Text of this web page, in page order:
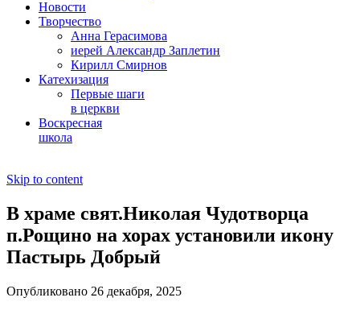
Новости
Творчество
Анна Герасимова
иерей Александр Заплетин
Кирилл Смирнов
Катехизация
Первые шаги
в церкви
Воскресная
школа
Skip to content
В храме свят.Николая Чудотворца
п.Рощино на хорах установили икону
Пастырь Добрый
Опубликовано 26 декабря, 2025